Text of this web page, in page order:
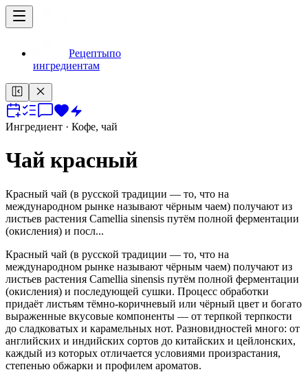
Рецептыпо
ингредиентам
Ингредиент · Кофе, чай
Чай красный
Красный чай (в русской традиции — то, что на
международном рынке называют чёрным чаем) получают из
листьев растения Camellia sinensis путём полной ферментации
(окисления) и посл...
Красный чай (в русской традиции — то, что на
международном рынке называют чёрным чаем) получают из
листьев растения Camellia sinensis путём полной ферментации
(окисления) и последующей сушки. Процесс обработки
придаёт листьям тёмно-коричневый или чёрный цвет и богато
выраженные вкусовые компоненты — от терпкой терпкости
до сладковатых и карамельных нот. Разновидностей много: от
английских и индийских сортов до китайских и цейлонских,
каждый из которых отличается условиями произрастания,
степенью обжарки и профилем ароматов.